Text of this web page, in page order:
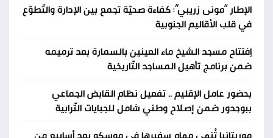
الإطار “مونى زريبي”: كفاءة صحيّة تجمع بين الإدارة والتّطوّع
في قلب الأقاليم الجنوبية
اِفتتاح مسجد الشيخ ماء العينين بالسمارة بعد ترميمه
ضمن برنامج تأهيل المساجد التّاريخية
بحضور عامل الإقليم .. تفعيل نظام القابض الجماعي
ببوجدور ضمن إصلاح وطني شامل للجبايات التّرابية